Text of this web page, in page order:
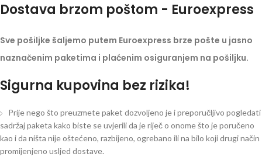
Dostava brzom poštom - Euroexpress
Sve pošiljke šaljemo putem Euroexpress brze pošte u jasno
naznačenim paketima i plaćenim osiguranjem na pošiljku.
Sigurna kupovina bez rizika!
Prije nego što preuzmete paket dozvoljeno je i preporučljivo pogledati
sadržaj paketa kako biste se uvjerili da je riječ o onome što je poručeno
kao i da ništa nije oštećeno, razbijeno, ogrebano ili na bilo koji drugi način
promijenjeno usljed dostave.